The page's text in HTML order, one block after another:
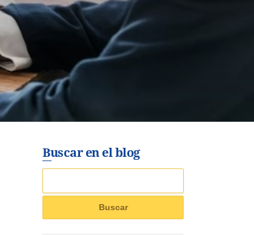
Buscar en el blog